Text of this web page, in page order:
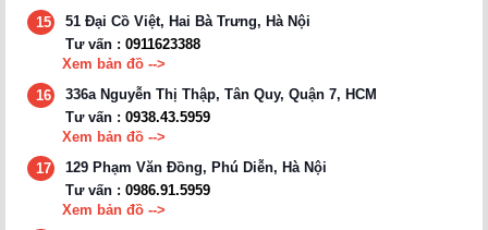
15
51 Đại Cồ Việt, Hai Bà Trưng, Hà Nội
Tư vấn : 0911623388
Xem bản đồ -->
16
336a Nguyễn Thị Thập, Tân Quy, Quận 7, HCM
Tư vấn : 0938.43.5959
Xem bản đồ -->
17
129 Phạm Văn Đồng, Phú Diễn, Hà Nội
Tư vấn : 0986.91.5959
Xem bản đồ -->